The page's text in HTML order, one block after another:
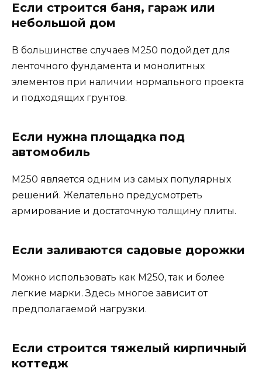
Если строится баня, гараж или
небольшой дом
В большинстве случаев М250 подойдет для
ленточного фундамента и монолитных
элементов при наличии нормального проекта
и подходящих грунтов.
Если нужна площадка под
автомобиль
М250 является одним из самых популярных
решений. Желательно предусмотреть
армирование и достаточную толщину плиты.
Если заливаются садовые дорожки
Можно использовать как М250, так и более
легкие марки. Здесь многое зависит от
предполагаемой нагрузки.
Если строится тяжелый кирпичный
коттедж